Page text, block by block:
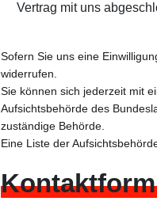
Vertrag mit uns
Sofern Sie uns eine
widerrufen.
Sie können sich jederzeit mit
Aufsichtsbehörde des
zuständige Behörde.
Eine Liste der